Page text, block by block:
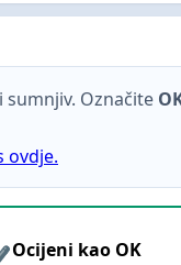
sumnjiv. Označite
ovdje.
Ocijeni kao OK